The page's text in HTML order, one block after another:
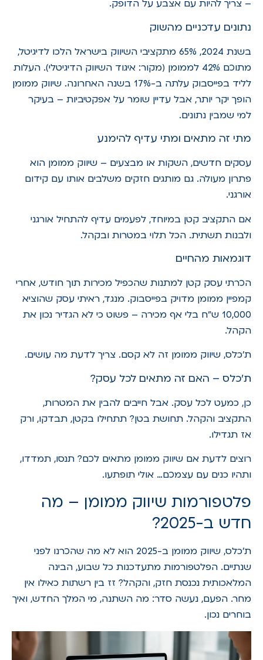
– צריך להיות עם אצבע על הדופק.
נתונים עדכניים מהשוק
בשנת 2024, 65% מתקציבי השיווק בישראל הלכו לדיגיטל,
מתוכם 42% לממומן (מקור: איגוד השיווק הדיגיטלי). העלות
לליד בפייסבוק עלתה ב-17% בשנה האחרונה. שיווק ממומן
הופך יקר יותר, אבל עדיין שומר על אפקטיביות – בעיקר
למי שמבין נתונים.
מתי זה מתאים ומתי עדיף להימנע
עסקים חדשים, השקות או מבצעים – שיווק ממומן הוא
פתרון מעולה. גם מותגים חזקים משלבים אותו עם קידום
אורגני.
אם התקציב קטן במיוחד, לפעמים עדיף להתחיל אורגני
ולבנות תשתית. הכל תלוי במטרות ובקהל.
דוגמאות מהחיים
הכרתי עסק קטן למתנות שהכפיל מכירות תוך חודש, אחרי
קמפיין ממומן מדויק בפייסבוק. מנגד, ראיתי עסק שהוציא
10,000 ש"ח בלי אף מכירה – פשוט כי לא הגדיר נכון את
הקהל.
ת'כלס, שיווק ממומן זה לא קסם. צריך לדעת מה עושים.
ת'כלס – האם זה מתאים לכל עסק?
כן, כמעט לכל עסק. אבל חייבים להבין את המטרות,
התקציב והקהל. תחושת בטן? תתחילו בקטן, תבדקו, ורק
אז תגדילו.
רוצים לדעת אם שיווק ממומן מתאים לכם? תנסו, תמדדו,
ותהיו כנים עם עצמכם… אולי תופתעו.
פלטפורמות שיווק ממומן – מה
חדש ב-2025?
ת'כלס, שיווק ממומן ב-2025 הוא לא מה שהכרנו לפני
שנתיים. הפלטפורמות מתעדכנות כל שבוע, הבינה
המלאכותית נכנסת חזק, והקהל? זז בין רשתות כאילו אין
מחר. הפעם, נעשה סדר: מה השתנה, מי המלך החדש, ואיך
בוחרים נכון.